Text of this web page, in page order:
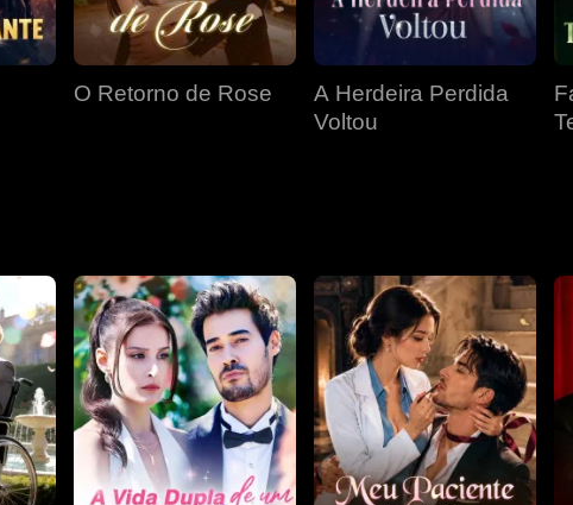
O Retorno de Rose
A Herdeira Perdida
Voltou